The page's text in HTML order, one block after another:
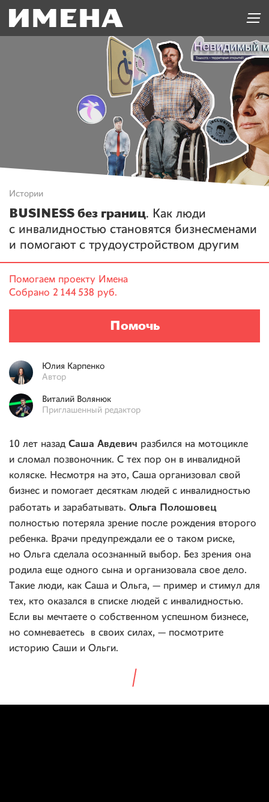
Истории
BUSINESS без границ. Как люди
с инвалидностью становятся бизнесменами
и помогают с трудоустройством другим
Помогаем проекту Имена
Собрано 2 144 538 руб.
Помочь
Юлия Карпенко
Автор
Виталий Волянюк
Приглашенный редактор
10 лет назад Саша Авдевич разбился на мотоцикле
и сломал позвоночник. С тех пор он в инвалидной
коляске. Несмотря на это, Саша организовал свой
бизнес и помогает десяткам людей с инвалидностью
работать и зарабатывать. Ольга Полошовец
полностью потеряла зрение после рождения второго
ребенка. Врачи предупреждали ее о таком риске,
но Ольга сделала осознанный выбор. Без зрения она
родила еще одного сына и организовала свое дело.
Такие люди, как Саша и Ольга, — пример и стимул для
тех, кто оказался в списке людей с инвалидностью.
Если вы мечтаете о собственном успешном бизнесе,
но сомневаетесь в своих силах, — посмотрите
историю Саши и Ольги.